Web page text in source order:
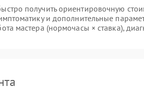
получить ориентировочную
и дополнительные
мастера (нормочасы × ставка),